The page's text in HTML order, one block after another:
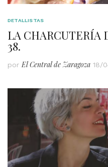
DETALLISTAS
LA CHARCUTERÍA
38.
por El Central de Zaragoza 18/